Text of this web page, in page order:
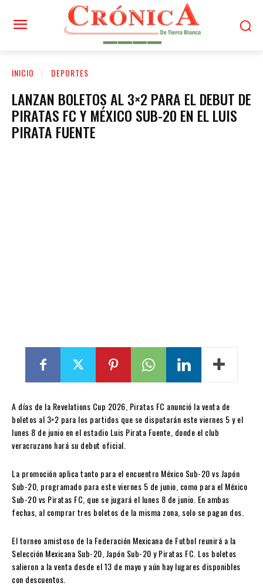
INICIO DEPORTES
LANZAN BOLETOS AL 3×2 PARA EL DEBUT DE
PIRATAS FC Y MÉXICO SUB-20 EN EL LUIS
PIRATA FUENTE
A días de la Revelations Cup 2026, Piratas FC anunció la venta de
boletos al 3×2 para los partidos que se disputarán este viernes 5 y el
lunes 8 de junio en el estadio Luis Pirata Fuente, donde el club
veracruzano hará su debut oficial.
La promoción aplica tanto para el encuentro México Sub-20 vs Japón
Sub-20 , programado para este viernes 5 de junio, como para el México
Sub-20 vs Piratas FC , que se jugará el lunes 8 de junio. En ambas
fechas, al comprar tres boletos de la misma zona, solo se pagan dos.
El torneo amistoso de la Federación Mexicana de Futbol reunirá a la
Selección Mexicana Sub-20, Japón Sub-20 y Piratas FC. Los boletos
salieron a la venta desde el 13 de mayo y aún hay lugares disponibles
con descuentos.